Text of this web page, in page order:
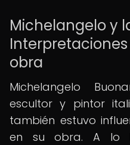
Michelangelo y
obra
Michelangelo
escultor y pintor
también estuvo
en su obra. A lo